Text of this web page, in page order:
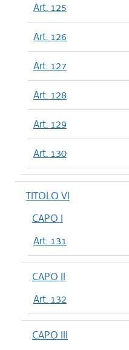
Art. 125
Art. 126
Art. 127
Art. 128
Art. 129
Art. 130
TITOLO VI
CAPO I
Art. 131
CAPO II
Art. 132
CAPO III